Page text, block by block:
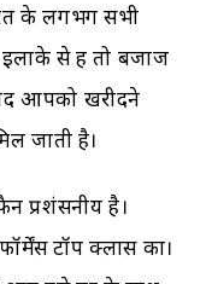
के लगभग सभी
से हैं तो बजाज
आपको खरीदने
जाती है।
प्रशंसनीय है।
टॉप क्लास का।